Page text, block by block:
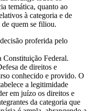
temática, quanto ao
à categoria e de
de quem se filiou.
proferida pelo
Federal.
de direitos e
conhecido e provido. O
a legitimidade
em juízo os direitos e
da categoria que